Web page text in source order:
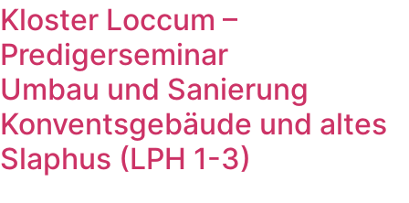
Kloster Loccum –
Predigerseminar
Umbau und Sanierung
Konventsgebäude und altes
Slaphus (LPH 1-3)